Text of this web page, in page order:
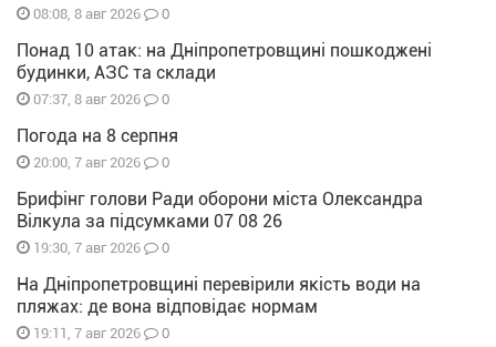
08:08, 8 авг 2026 0
Понад 10 атак: на Дніпропетровщині пошкоджені
будинки, АЗС та склади
07:37, 8 авг 2026 0
Погода на 8 серпня
20:00, 7 авг 2026 0
Брифінг голови Ради оборони міста Олександра
Вілкула за підсумками 07 08 26
19:30, 7 авг 2026 0
На Дніпропетровщині перевірили якість води на
пляжах: де вона відповідає нормам
19:11, 7 авг 2026 0